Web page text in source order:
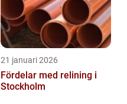
21 januari 2026
Fördelar med relining i
Stockholm